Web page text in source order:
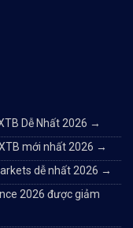
Dễ Nhất 2026 →
mới nhất 2026 →
dễ nhất 2026 →
2026 được giảm